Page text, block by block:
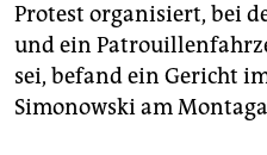
genossenschaft
epaper login
Protest organisiert, bei
und ein
sei, befand ein Gericht
Simonowski am